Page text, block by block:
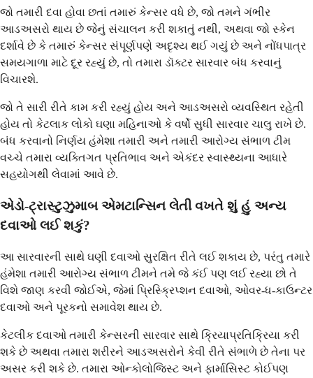
જો તમારી દવા હોવા છતાં તમારું કેન્સર વધે છે, જો તમને ગંભીર
આડઅસરો થાય છે જેનું સંચાલન કરી શકાતું નથી, અથવા જો સ્કેન
દર્શાવે છે કે તમારું કેન્સર સંપૂર્ણપણે અદૃશ્ય થઈ ગયું છે અને નોંધપાત્ર
સમયગાળા માટે દૂર રહ્યું છે, તો તમારા ડૉક્ટર સારવાર બંધ કરવાનું
વિચારશે.
જો તે સારી રીતે કામ કરી રહ્યું હોય અને આડઅસરો વ્યવસ્થિત રહેતી
હોય તો કેટલાક લોકો ઘણા મહિનાઓ કે વર્ષો સુધી સારવાર ચાલુ રાખે છે.
બંધ કરવાનો નિર્ણય હંમેશા તમારી અને તમારી આરોગ્ય સંભાળ ટીમ
વચ્ચે તમારા વ્યક્તિગત પ્રતિભાવ અને એકંદર સ્વાસ્થ્યના આધારે
સહયોગથી લેવામાં આવે છે.
એડો-ટ્રાસ્ટુઝુમાબ એમટાન્સિન લેતી વખતે શું હું અન્ય
દવાઓ લઈ શકું?
આ સારવારની સાથે ઘણી દવાઓ સુરક્ષિત રીતે લઈ શકાય છે, પરંતુ તમારે
હંમેશા તમારી આરોગ્ય સંભાળ ટીમને તમે જે કંઈ પણ લઈ રહ્યા છો તે
વિશે જાણ કરવી જોઈએ, જેમાં પ્રિસ્ક્રિપ્શન દવાઓ, ઓવર-ધ-કાઉન્ટર
દવાઓ અને પૂરકનો સમાવેશ થાય છે.
કેટલીક દવાઓ તમારી કેન્સરની સારવાર સાથે ક્રિયાપ્રતિક્રિયા કરી
શકે છે અથવા તમારા શરીરને આડઅસરોને કેવી રીતે સંભાળે છે તેના પર
અસર કરી શકે છે. તમારા ઓન્કોલોજિસ્ટ અને ફાર્માસિસ્ટ કોઈપણ